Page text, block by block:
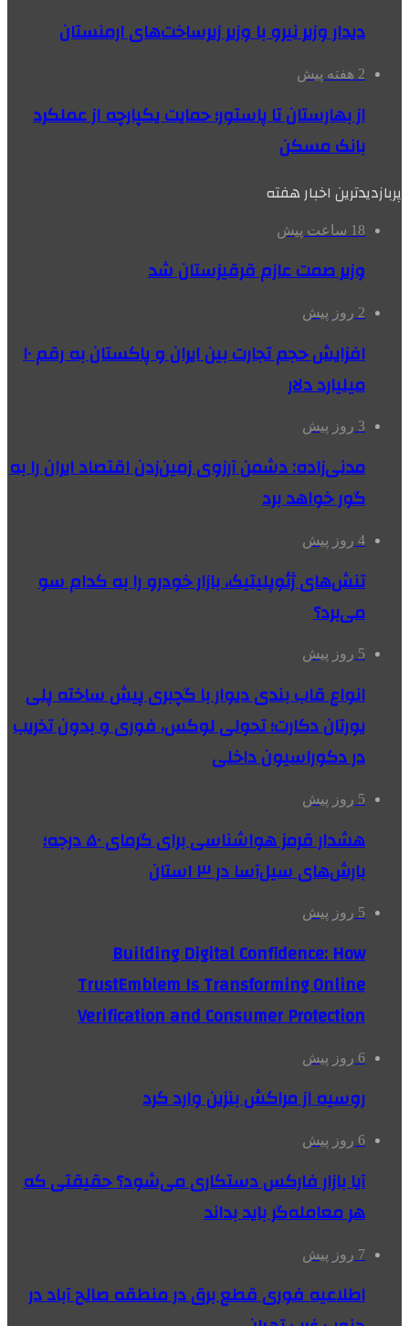
دیدار وزیر نیرو با وزیر زیرساخت‌های ارمنستان
2 هفته پیش
از بهارستان تا پاستور؛ حمایت یکپارچه از عملکرد
بانک مسکن
پربازدیدترین اخبار هفته
18 ساعت پیش
وزیر صمت عازم قرقیزستان شد
2 روز پیش
افزایش حجم تجارت بین ایران و پاکستان به رقم ۱۰
میلیارد دلار
3 روز پیش
مدنی‌زاده: دشمن آرزوی زمین‌زدن اقتصاد ایران را به
گور خواهد برد
4 روز پیش
تنش‌های ژئوپلیتیک، بازار خودرو را به کدام سو
می‌برد؟
5 روز پیش
انواع قاب بندی دیوار با گچبری پیش ساخته پلی
یورتان دکارت؛ تحولی لوکس، فوری و بدون تخریب
در دکوراسیون داخلی
5 روز پیش
هشدار قرمز هواشناسی برای گرمای ۵۰ درجه؛
بارش‌های سیل‌آسا در ۳ استان
5 روز پیش
Building Digital Confidence: How
TrustEmblem Is Transforming Online
Verification and Consumer Protection
6 روز پیش
روسیه از مراکش بنزین وارد کرد
6 روز پیش
آیا بازار فارکس دستکاری می‌شود؟ حقیقتی که
هر معامله‌گر باید بداند
7 روز پیش
اطلاعیه فوری قطع برق در منطقه صالح آباد در